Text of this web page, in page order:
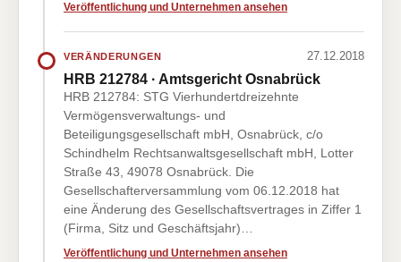
Veröffentlichung und Unternehmen ansehen
VERÄNDERUNGEN 27.12.2018
HRB 212784 · Amtsgericht Osnabrück
HRB 212784: STG Vierhundertdreizehnte
Vermögensverwaltungs- und
Beteiligungsgesellschaft mbH, Osnabrück, c/o
Schindhelm Rechtsanwaltsgesellschaft mbH, Lotter
Straße 43, 49078 Osnabrück. Die
Gesellschafterversammlung vom 06.12.2018 hat
eine Änderung des Gesellschaftsvertrages in Ziffer 1
(Firma, Sitz und Geschäftsjahr)…
Veröffentlichung und Unternehmen ansehen